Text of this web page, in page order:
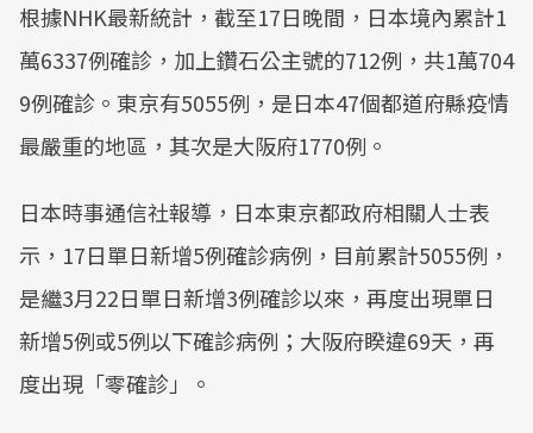
根據NHK最新統計，截至17日晚間，日本境內累計1
萬6337例確診，加上鑽石公主號的712例，共1萬704
9例確診。東京有5055例，是日本47個都道府縣疫情
最嚴重的地區，其次是大阪府1770例。
日本時事通信社報導，日本東京都政府相關人士表
示，17日單日新增5例確診病例，目前累計5055例，
是繼3月22日單日新增3例確診以來，再度出現單日
新增5例或5例以下確診病例；大阪府睽違69天，再
度出現「零確診」。